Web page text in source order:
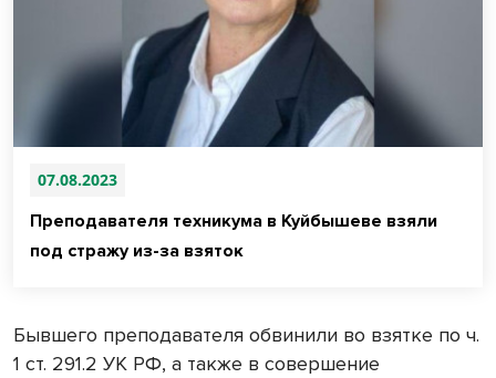
07.08.2023
Преподавателя техникума в Куйбышеве взяли
под стражу из-за взяток
Бывшего преподавателя обвинили во взятке по ч.
1 ст. 291.2 УК РФ, а также в совершение